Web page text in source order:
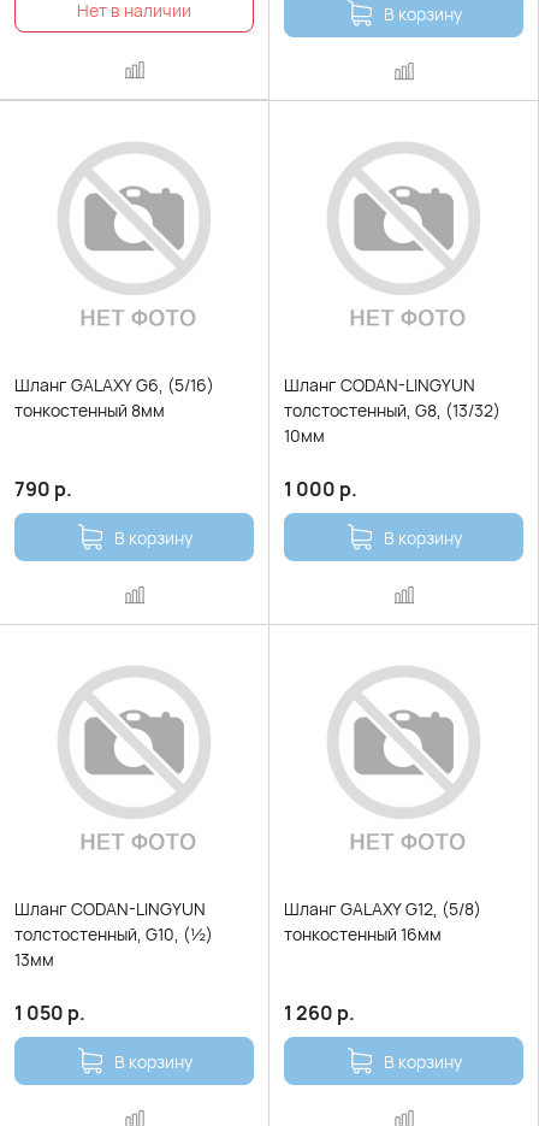
В корзину
Шланг GALAXY G6, (5/16)
тонкостенный 8мм
790 р.
В корзину
Шланг CODAN-LINGYUN
толстостенный, G8, (13/32)
10мм
1 000 р.
В корзину
Шланг CODAN-LINGYUN
толстостенный, G10, (½)
13мм
1 050 р.
В корзину
Шланг GALAXY G12, (5/8)
тонкостенный 16мм
1 260 р.
В корзину